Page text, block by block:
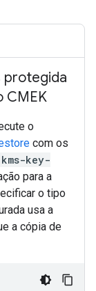
protegida
CMEK
o
com os
kms-key-
para a
o tipo
usa a
a cópia de